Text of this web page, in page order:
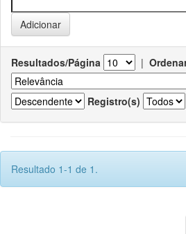
Resultados/Página |
Registro(s)
Resultado 1-1 de 1.